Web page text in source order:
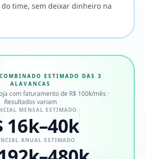
do time, sem deixar dinheiro na
ESTIMADO DAS 3
ALAVANCAS
com faturamento de R$ 100k/mês ·
Resultados variam
MENSAL ESTIMADO
16k–40k
ANUAL ESTIMADO